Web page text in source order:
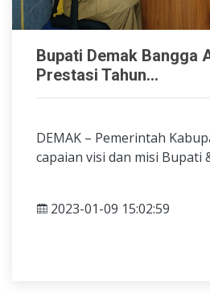
Bupati Demak Bangga
Prestasi Tahun...
DEMAK – Pemerintah
capaian visi dan misi Bupati
2023-01-09 15:02:59